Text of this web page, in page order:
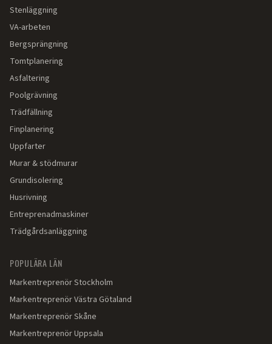
Stenläggning
VA-arbeten
Bergsprängning
Tomtplanering
Asfaltering
Poolgrävning
Trädfällning
Finplanering
Uppfarter
Murar & stödmurar
Grundisolering
Husrivning
Entreprenadmaskiner
Trädgårdsanläggning
POPULÄRA LÄN
MarkentreprenörStockholm
MarkentreprenörVästra Götaland
MarkentreprenörSkåne
MarkentreprenörUppsala